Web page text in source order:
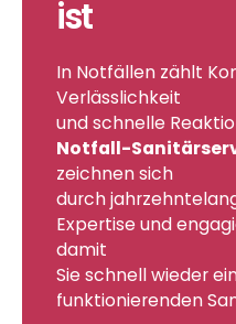
Kälte
ist
In Notfällen zählt
Verlässlichkeit
und schnelle
Notfall-
zeichnen sich
durch
Expertise und
damit
Sie schnell wieder
funktionierenden